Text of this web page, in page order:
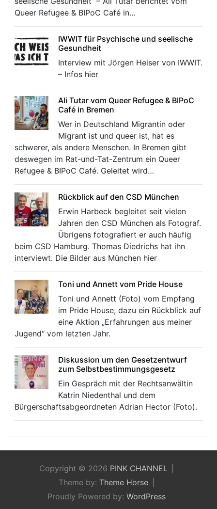
Queer Refugee & BIPoC Café in…
IWWIT für Psychische und seelische
Gesundheit
Interview mit Jörgen Heiser von IWWIT.
– Infos hier
Ali Tutar vom Queer Refugee & BIPoC
Café in Bremen
Wer in Deutschland Migrantin oder
Migrant ist und queer ist, hat es
schwerer, als andere Menschen. In Bremen gibt
deswegen im Rat-und-Tat-Zentrum ein Queer
Refugee & BIPoC Café. Geleitet wird…
Rückblick auf den CSD München
Erwin Harbeck begleitet seit vielen
Jahren den CSD München als Fotograf.
Übrigens fotografiert er auch häufig
beim CSD Hamburg. Thomas Diedrichs hat ihn
interviewt. Die Bilder aus München hier
Toni und Annett vom Pride House
Toni und Annett (Foto) vom Empfang
im Pride House, dazu ein Rückblick auf
eine Aktion „Erfahrungen aus meiner
Jugend“ vom letzten Jahr.
Diskussion um den Gesetzentwurf
zum Selbstbestimmungsgesetz
Ein Gespräch mit der Rechtsanwältin
Katrin Niedenthal und dem
Bürgerschaftsabgeordneten Adrian Hector (Foto).
Copyright © 2026 PINK CHANNEL
Theme by: Theme Horse
Proudly Powered by: WordPress